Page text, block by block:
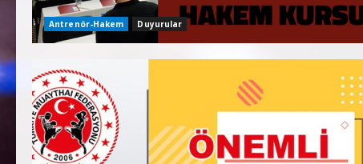
Antrenör-Hakem Duyurular